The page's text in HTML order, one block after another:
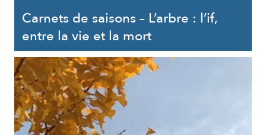
Carnets de saisons – L’arbre : l’if,
entre la vie et la mort